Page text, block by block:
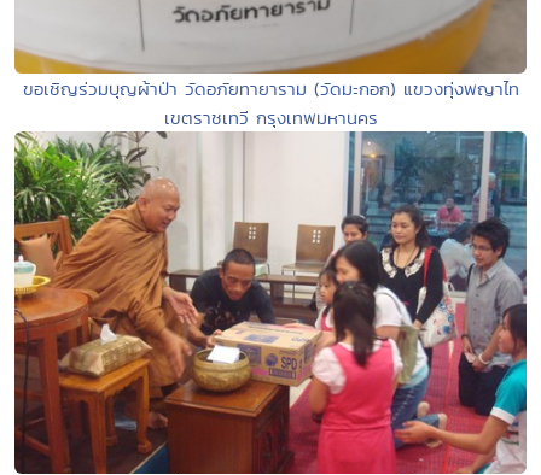
ขอเชิญร่วมบุญผ้าป่า วัดอภัยทายาราม (วัดมะกอก) แขวงทุ่งพญาไท
เขตราชเทวี กรุงเทพมหานคร